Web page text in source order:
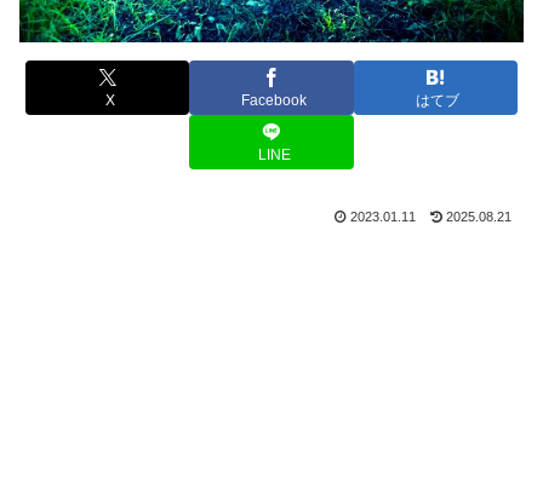
X Facebook はてブ
LINE
2023.01.11 2025.08.21